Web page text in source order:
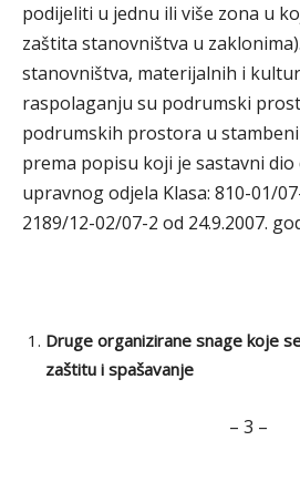
podijeliti u jednu ili više zona u
zaštita stanovništva u
stanovništva, materijalnih i
raspolaganju su podrumski
podrumskih prostora u
prema popisu koji je sastavni
upravnog odjela Klasa: 810-01/
2189/12-02/07-2 od 24.9.2007.
Druge organizirane snage koje
zaštitu i spašavanje
– 3 –